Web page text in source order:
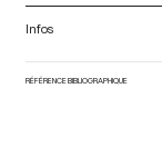
Infos
RÉFÉRENCE BIBLIOGRAPHIQUE